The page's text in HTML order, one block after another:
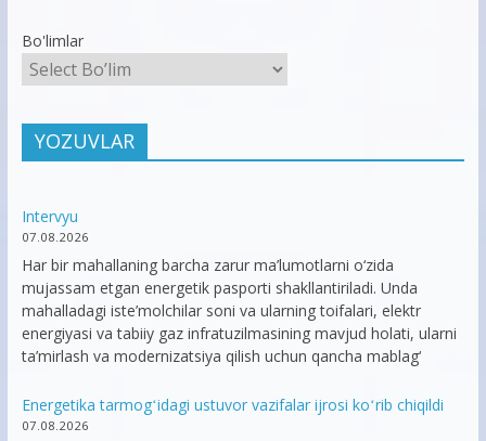
Bo'limlar
YOZUVLAR
Intervyu
07.08.2026
Har bir mahallaning barcha zarur ma’lumotlarni o‘zida
mujassam etgan energetik pasporti shakllantiriladi. Unda
mahalladagi iste’molchilar soni va ularning toifalari, elektr
energiyasi va tabiiy gaz infratuzilmasining mavjud holati, ularni
ta’mirlash va modernizatsiya qilish uchun qancha mablag‘
Energetika tarmogʻidagi ustuvor vazifalar ijrosi koʻrib chiqildi
07.08.2026